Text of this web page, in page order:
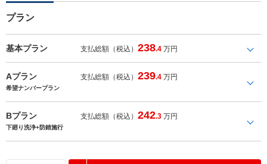
プラン
基本プラン 支払総額（税込）238.4 万円
Aプラン 支払総額（税込）239.4 万円
希望ナンバープラン
Bプラン 支払総額（税込）242.3 万円
下廻り洗浄+防錆施行